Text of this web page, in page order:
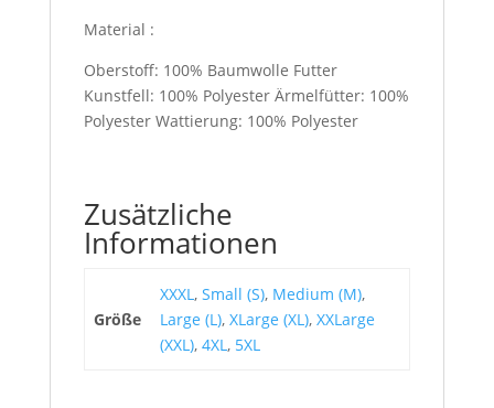
Material :
Oberstoff: 100% Baumwolle Futter
Kunstfell: 100% Polyester Ärmelfütter: 100%
Polyester Wattierung: 100% Polyester
Zusätzliche
Informationen
Größe
XXXL , Small (S), Medium (M),
Large (L), XLarge (XL), XXLarge
(XXL), 4XL , 5XL